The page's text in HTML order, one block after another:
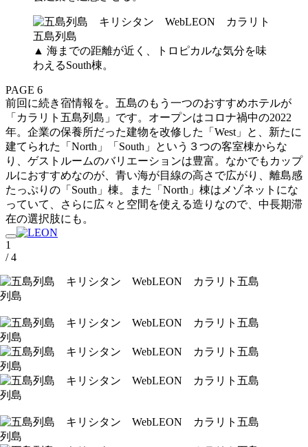
▲ 海までの距離が近く、トロピカルな気分を味
わえるSouth棟。
PAGE 6
前回に続き宿情報を。五島のもう一つのおすすめホテルが
「カラリト五島列島」です。オープンはコロナ禍中の2022
年。企業の保養所だった建物を改修した「West」と、新たに
建てられた「North」「South」という３つの客室棟からな
り、ゲストルームのバリエーションは豊富。なかでもカップ
ルにおすすめなのが、青い海が目線の高さで広がり、離島感
たっぷりの「South」棟。また「North」棟はメゾネットにな
っていて、さらに広々と空間を使える造りなので、中長期滞
在の選択肢にも。
1
/ 4